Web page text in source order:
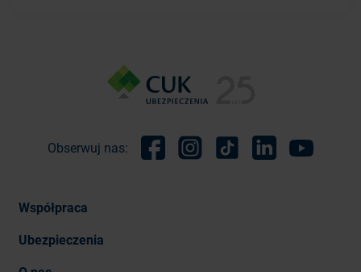
Obserwuj nas:
Współpraca
Ubezpieczenia